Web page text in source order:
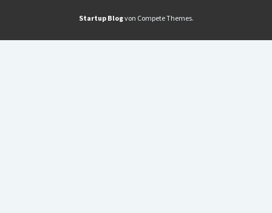
Startup Blogvon Compete Themes.